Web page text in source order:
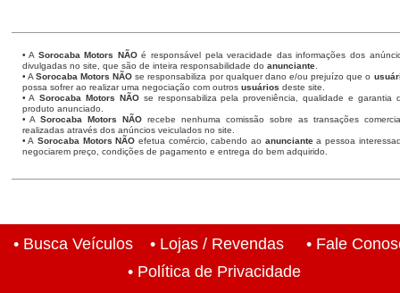
• A Sorocaba Motors NÃOé responsável pela veracidade das informações dos
divulgadas no site, que são de inteira responsabilidade do anunciante.
• A Sorocaba Motors NÃO se responsabiliza por qualquer dano e/ou prejuízo que o
possa sofrer ao realizar uma negociação com outros usuários deste site.
• A Sorocaba Motors NÃOse responsabiliza pela proveniência, qualidade e garantia
produto anunciado.
• ASorocaba Motors NÃO recebe nenhuma comissão sobre as transações
realizadas através dos anúncios veiculados no site.
• A Sorocaba Motors NÃO efetua comércio, cabendo ao anunciantea pessoa
negociarem preço, condições de pagamento e entrega do bem adquirido.